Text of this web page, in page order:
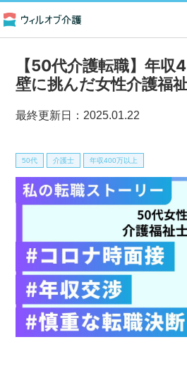
【50代介護転職】年
壁に挑んだ女性介護福
最終更新日： 2025.01.22
50代 介護士 年収400万以上